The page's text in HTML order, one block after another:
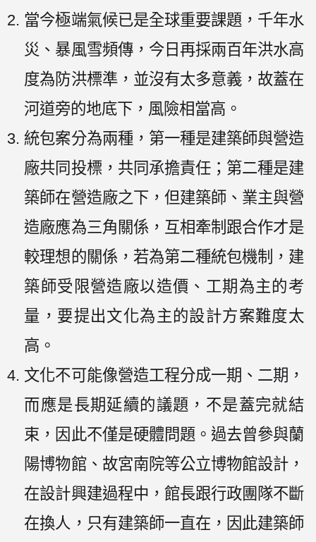
當今極端氣候已是全球重要課題，千年水
災、暴風雪頻傳，今日再採兩百年洪水高
度為防洪標準，並沒有太多意義，故蓋在
河道旁的地底下，風險相當高。
統包案分為兩種，第一種是建築師與營造
廠共同投標，共同承擔責任；第二種是建
築師在營造廠之下，但建築師、業主與營
造廠應為三角關係，互相牽制跟合作才是
較理想的關係，若為第二種統包機制，建
築師受限營造廠以造價、工期為主的考
量，要提出文化為主的設計方案難度太
高。
文化不可能像營造工程分成一期、二期，
而應是長期延續的議題，不是蓋完就結
束，因此不僅是硬體問題。過去曾參與蘭
陽博物館、故宮南院等公立博物館設計，
在設計興建過程中，館長跟行政團隊不斷
在換人，只有建築師一直在，因此建築師